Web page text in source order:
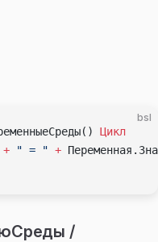
bsl
Цикл
+ " = " +
/